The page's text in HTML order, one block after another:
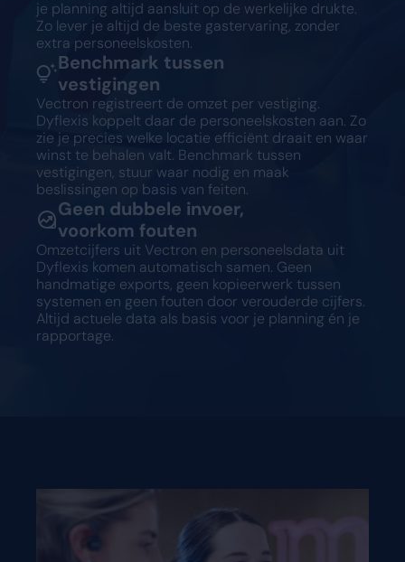
je planning altijd aansluit op de werkelijke drukte.
Zo lever je altijd de beste gastervaring, zonder
extra personeelskosten.
Benchmark tussen
vestigingen
Vectron registreert de omzet per vestiging.
Dyflexis koppelt daar de personeelskosten aan. Zo
zie je precies welke locatie efficiënt draait en waar
winst te behalen valt. Benchmark tussen
vestigingen, stuur waar nodig en maak
beslissingen op basis van feiten.
Geen dubbele invoer,
voorkom fouten
Omzetcijfers uit Vectron en personeelsdata uit
Dyflexis komen automatisch samen. Geen
handmatige exports, geen kopieerwerk tussen
systemen en geen fouten door verouderde cijfers.
Altijd actuele data als basis voor je planning én je
rapportage.